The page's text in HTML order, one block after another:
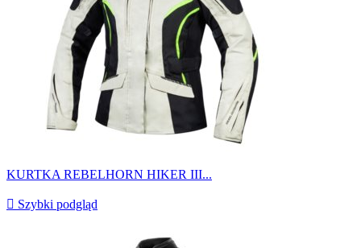
KURTKA REBELHORN HIKER III...
 Szybki podgląd